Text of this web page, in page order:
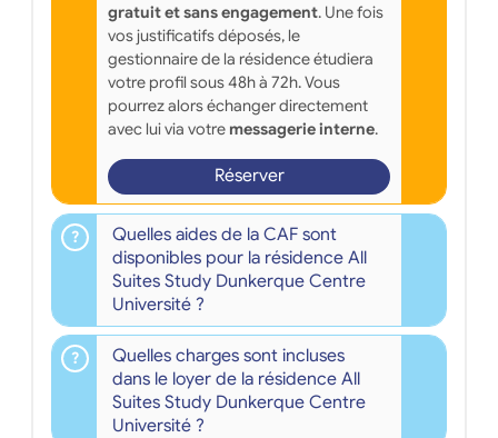
gratuit et sans engagement. Une fois
vos justificatifs déposés, le
gestionnaire de la résidence étudiera
votre profil sous 48h à 72h. Vous
pourrez alors échanger directement
avec lui via votre messagerie interne.
Réserver
Quelles aides de la CAF sont
disponibles pour la résidence All
Suites Study Dunkerque Centre
Université ?
Quelles charges sont incluses
dans le loyer de la résidence All
Suites Study Dunkerque Centre
Université ?